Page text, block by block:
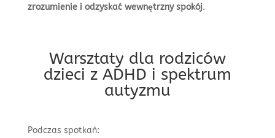
zrozumienie i odzyskać wewnętrzny spokój.
Warsztaty dla rodziców
dzieci z ADHD i spektrum
autyzmu
Podczas spotkań: